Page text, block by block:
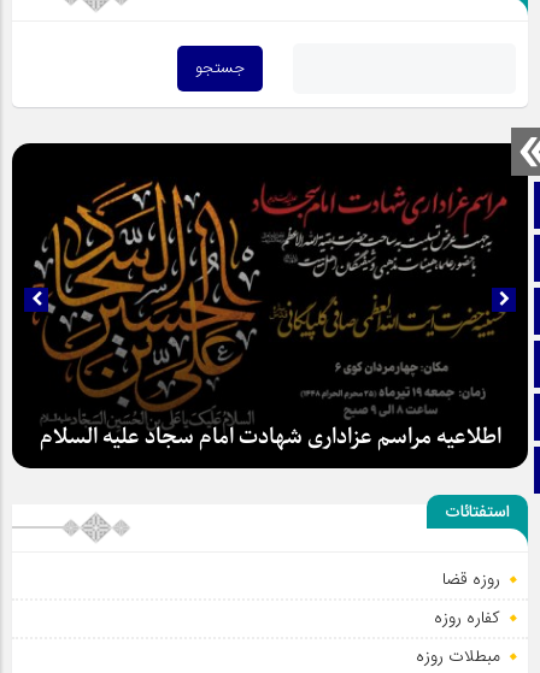
صفحه نخست
تماس با ما
ایتا
تلگرام
اطلاعیه مراسم عزاداری شهادت امام سجاد علیه السلام
استفتائات
روزه قضا
کفاره روزه
مبطلات روزه